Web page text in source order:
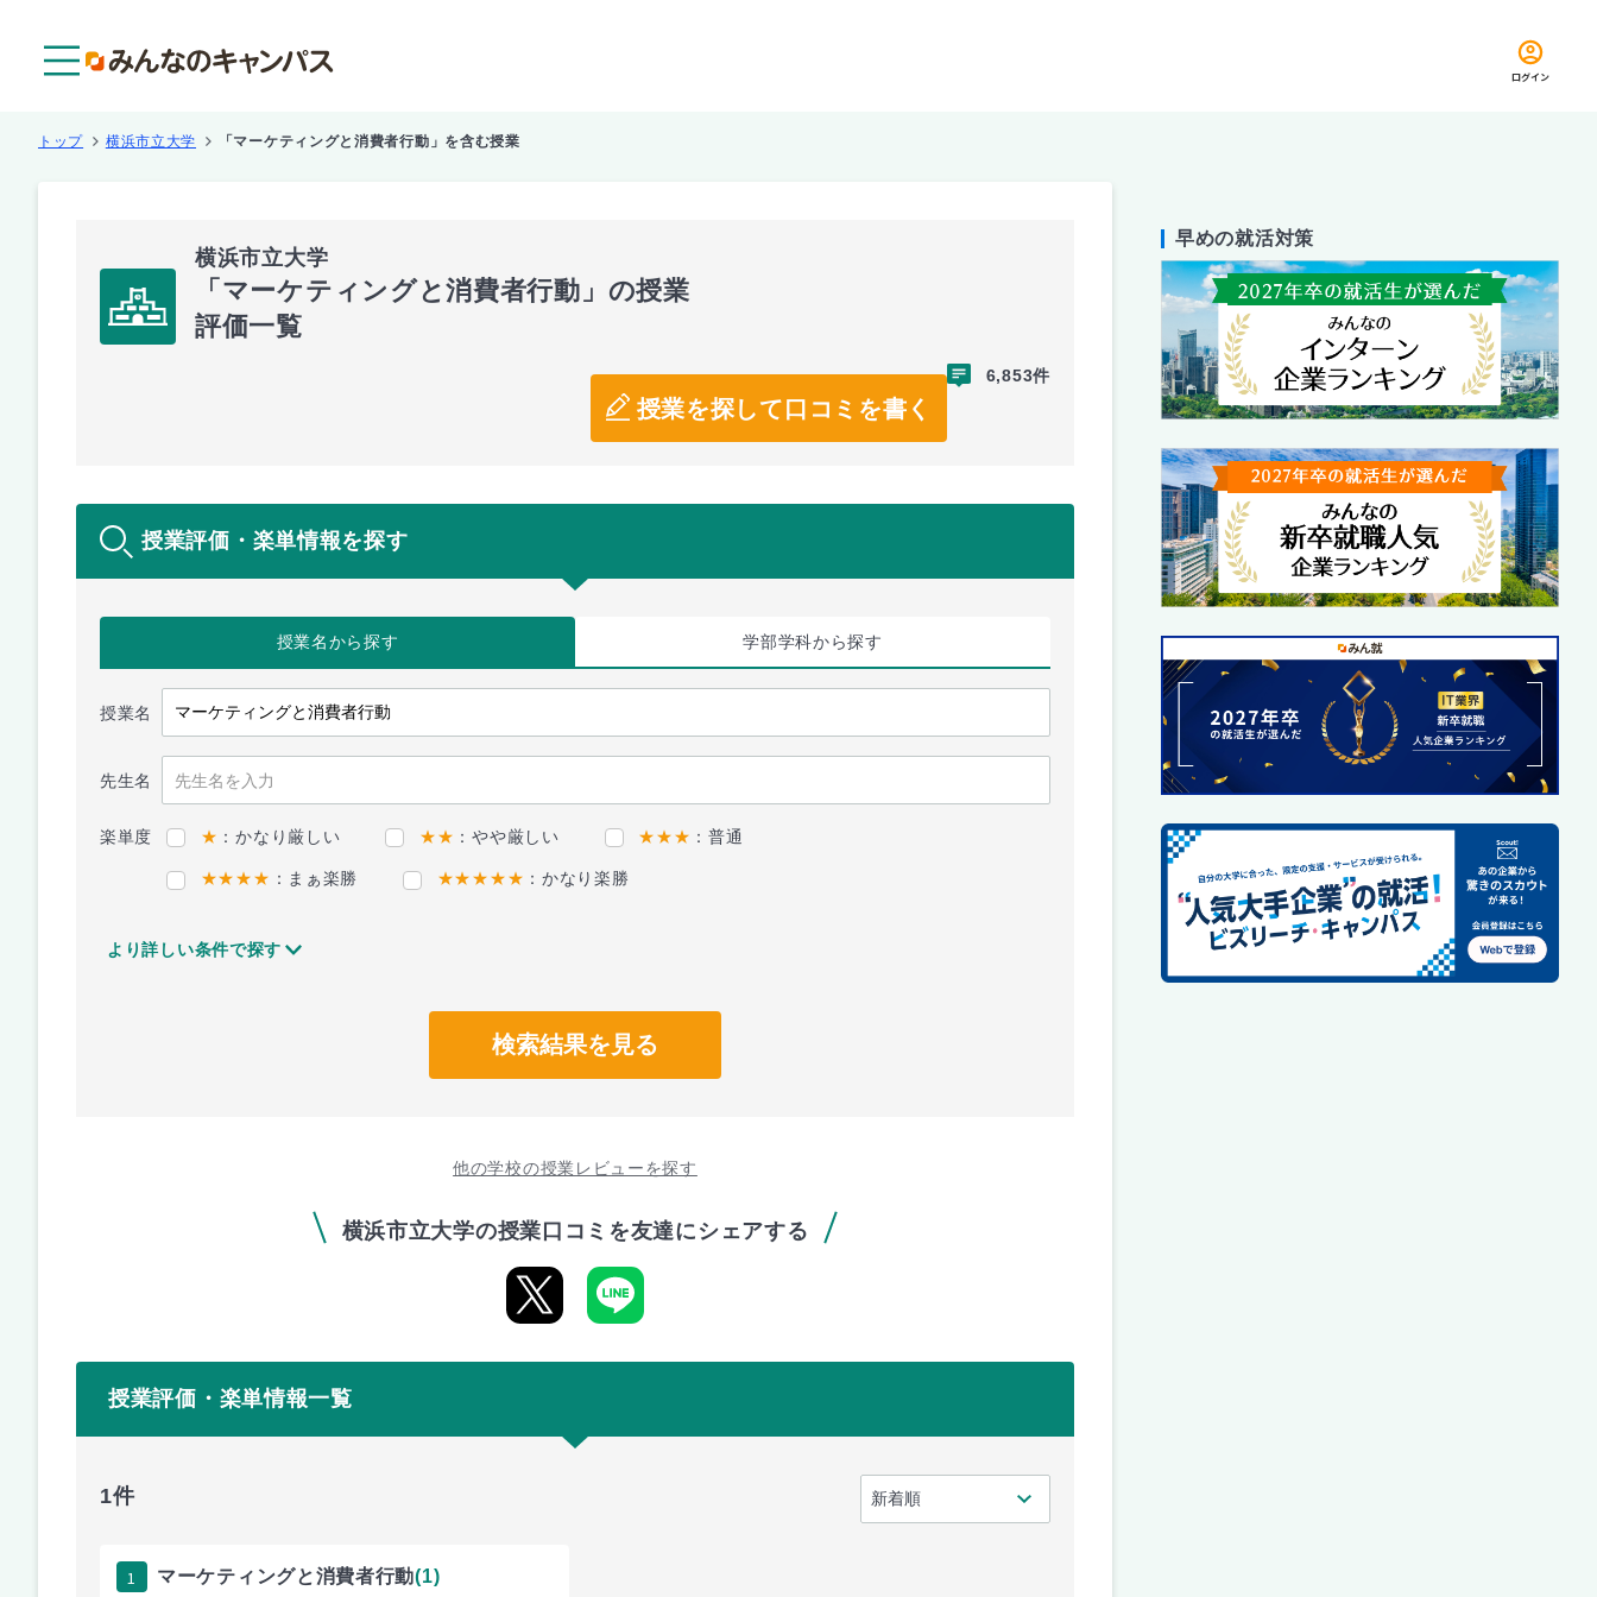
ログイン
トップ 横浜市立大学 「マーケティングと消費者行動」を含む授業
横浜市立大学
「マーケティングと消費者行動」の授業
評価一覧
授業を探して口コミを書く
6,853件
授業評価・楽単情報を探す
授業名から探す 学部学科から探す
授業名
先生名
楽単度 ★ ：かなり厳しい ★★ ：やや厳しい ★★★ ：普通
★★★★ ：まぁ楽勝 ★★★★★ ：かなり楽勝
より詳しい条件で探す
検索結果を見る
他の学校の授業レビューを探す
横浜市立大学の授業口コミを友達にシェアする
授業評価・楽単情報一覧
1件
1 マーケティングと消費者行動(1)
早めの就活対策